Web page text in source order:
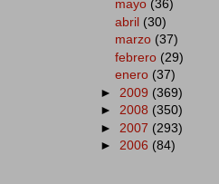
mayo (36)
abril (30)
marzo (37)
febrero (29)
enero (37)
► 2009 (369)
►2008 (350)
► 2007 (293)
►2006 (84)